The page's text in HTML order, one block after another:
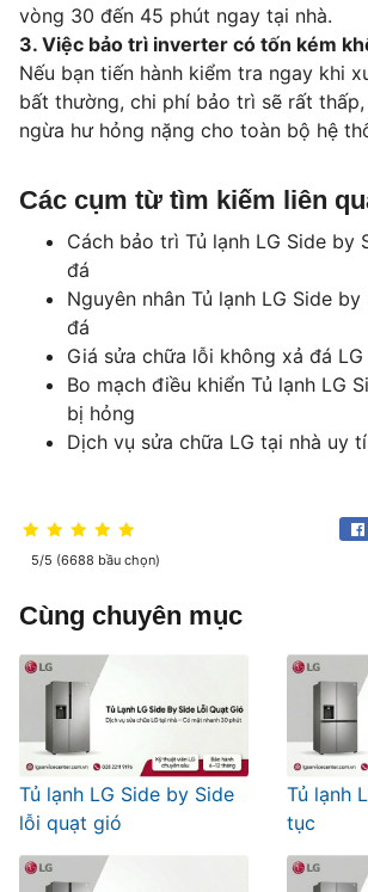
vòng 30 đến 45 phút ngay tại nhà.
3. Việc bảo trì inverter có tốn kém
Nếu bạn tiến hành kiểm tra ngay khi
bất thường, chi phí bảo trì sẽ rất
ngừa hư hỏng nặng cho toàn bộ hệ
Các cụm từ tìm kiếm liên
Cách bảo trì Tủ lạnh LG Side by
đá
Nguyên nhân Tủ lạnh LG Side
đá
Giá sửa chữa lỗi không xả đá LG
Bo mạch điều khiển Tủ lạnh LG
bị hỏng
Dịch vụ sửa chữa LG tại nhà uy
5/5 (6688 bầu chọn)
Cùng chuyên mục
Tủ lạnh LG Side by Side
lỗi quạt gió
Tủ lạnh
tục